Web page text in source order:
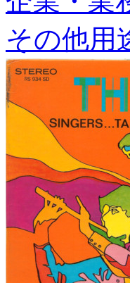
その他用